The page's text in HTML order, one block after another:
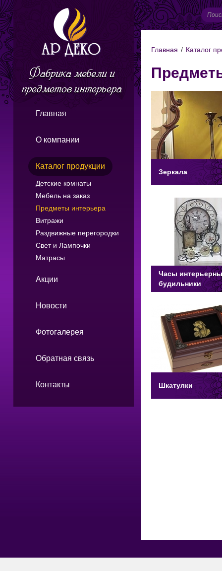
Главная
О компании
Каталог продукции
Детские комнаты
Мебель на заказ
Предметы интерьера
Витражи
Раздвижные перегородки
Свет и Лампочки
Матрасы
Акции
Новости
Фотогалерея
Обратная связь
Контакты
Главная / Каталог
Зеркала
Часы
будильники
Шкатулки